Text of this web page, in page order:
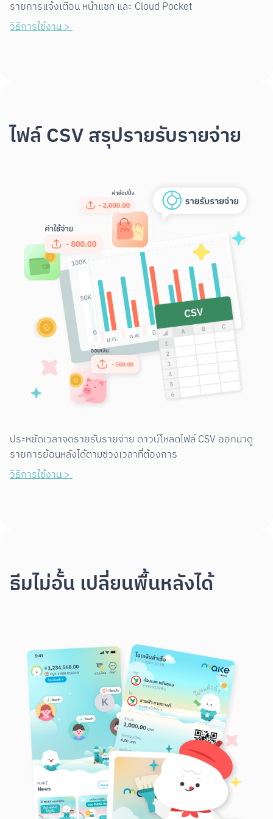
Scan to Download
รายการแจ้งเตือน หน้าแชท และ Cloud Pocket
วิธีการใช้งาน >
ไฟล์ CSV สรุปรายรับรายจ่าย
ประหยัดเวลาจดรายรับรายจ่าย ดาวน์โหลดไฟล์ CSV ออกมาดู
รายการย้อนหลังได้ตามช่วงเวลาที่ต้องการ
วิธีการใช้งาน >
ธีมไม่อั้น เปลี่ยนพื้นหลังได้